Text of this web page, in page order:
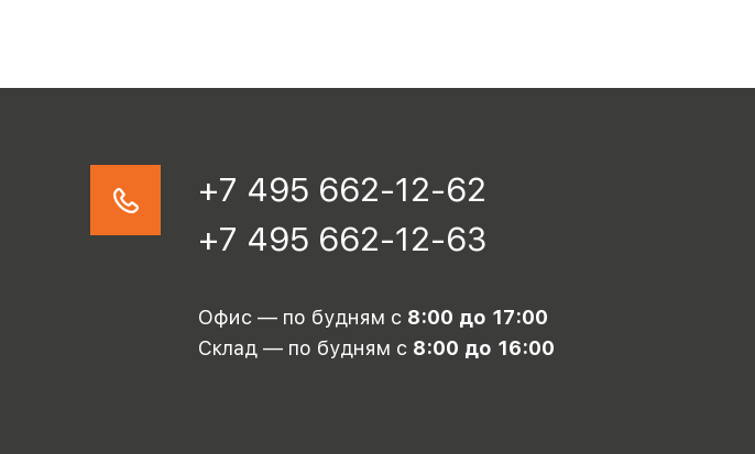
+7 495 662-12-62
+7 495 662-12-63
Офис — по будням с 8:00 до 17:00
Склад — по будням с 8:00 до 16:00